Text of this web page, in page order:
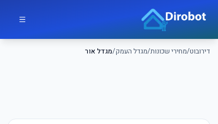
דירובוט/מחירי שכונות/מגדל העמק/מגדל אור
דירובוט